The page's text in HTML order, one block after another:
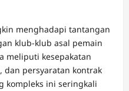
menghadapi tantangan
klub-klub asal pemain
meliputi kesepakatan
dan persyaratan kontrak
kompleks ini seringkali